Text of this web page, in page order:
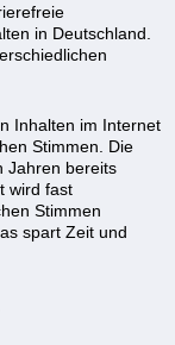
in Deutschland.
Inhalten im Internet
Stimmen. Die
Jahren bereits
wird fast
Stimmen
spart Zeit und